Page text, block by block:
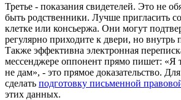
Третье - показания свидетелей. Это не
быть родственники. Лучше пригласить
клетке или консьержа. Они могут
регулярно приходите к двери, но внутрь
Также эффективна электронная
мессенджере оппонент прямо пишет: «Я
не дам», - это прямое доказательство.
сделать подготовку письменной
этих данных.